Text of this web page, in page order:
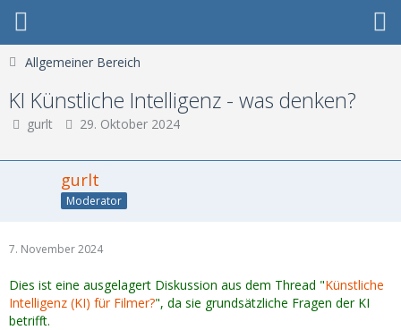
Allgemeiner Bereich
KI Künstliche Intelligenz - was denken?
gurlt 29. Oktober 2024
gurlt
Moderator
7. November 2024
Dies ist eine ausgelagert Diskussion aus dem Thread "Künstliche
Intelligenz (KI) für Filmer?", da sie grundsätzliche Fragen der KI
betrifft.